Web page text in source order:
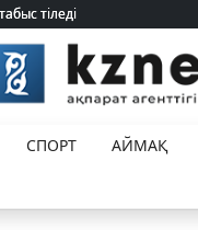
тіледі
тіледі
СПОРТ
АЙМАҚ